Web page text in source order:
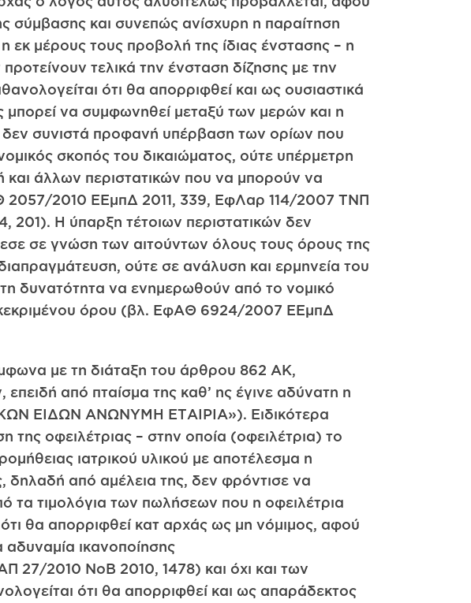
σύμβασης και συνεπώς ανίσχυρη η παραίτηση
μέρους τους προβολή της ίδιας ένστασης – η
τελικά την ένσταση δίζησης με την
ότι θα απορριφθεί και ως ουσιαστικά
μπορεί να συμφωνηθεί μεταξύ των μερών και η
δεν συνιστά προφανή υπέρβαση των ορίων που
σκοπός του δικαιώματος, ούτε υπέρμετρη
και άλλων περιστατικών που να μπορούν να
2057/2010 ΕΕμπΔ 2011, 339, ΕφΛαρ 114/2007 ΤΝΠ
Η ύπαρξη τέτοιων περιστατικών δεν
σε γνώση των αιτούντων όλους τους όρους της
ούτε σε ανάλυση και ερμηνεία του
δυνατότητα να ενημερωθούν από το νομικό
όρου (βλ. ΕφΑΘ 6924/2007 ΕΕμπΔ
με τη διάταξη του άρθρου 862 ΑΚ,
από πταίσμα της καθ’ ης έγινε αδύνατη η
ΕΙΔΩΝ ΑΝΩΝΥΜΗ ΕΤΑΙΡΙΑ»). Ειδικότερα
της οφειλέτριας – στην οποία (οφειλέτρια) το
ιατρικού υλικού με αποτέλεσμα η
δηλαδή από αμέλεια της, δεν φρόντισε να
τα τιμολόγια των πωλήσεων που η οφειλέτρια
θα απορριφθεί κατ αρχάς ως μη νόμιμος, αφού
αδυναμία ικανοποίησης
27/2010 ΝοΒ 2010, 1478) και όχι και των
ότι θα απορριφθεί και ως απαράδεκτος